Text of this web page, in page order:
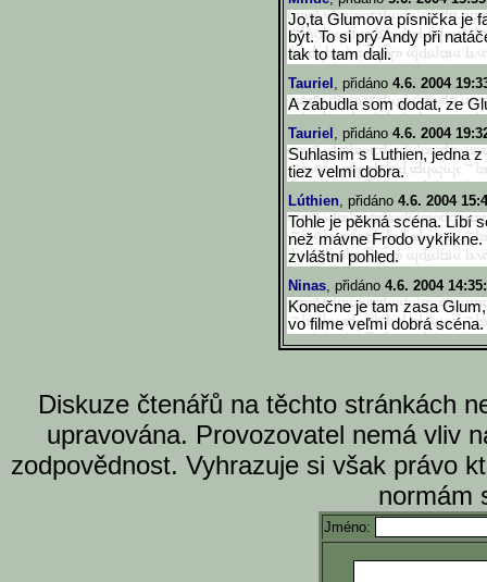
Jo,ta Glumova písnička je
být. To si prý Andy při
tak to tam dali.
Tauriel , přidáno 4.6. 2004
A zabudla som dodat, ze
Tauriel , přidáno 4.6. 2004
Suhlasim s Luthien, jedna
tiez velmi dobra.
Lúthien, přidáno 4.6. 2004
Tohle je pěkná scéna. Líbí
než mávne Frodo
zvláštní pohled.
Ninas, přidáno 4.6. 2004
Konečne je tam zasa
vo filme veľmi dobrá scéna.
Diskuze čtenářů na těchto stránkách
upravována. Provozovatel nemá vliv
zodpovědnost. Vyhrazuje si však právo
normám
Jméno: